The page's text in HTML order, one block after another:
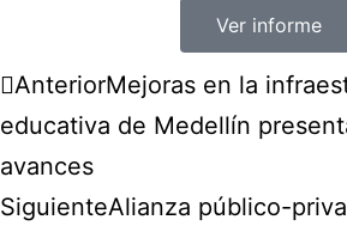
Ver informe
AnteriorMejoras en la
educativa de Medellín
avances
SiguienteAlianza público-